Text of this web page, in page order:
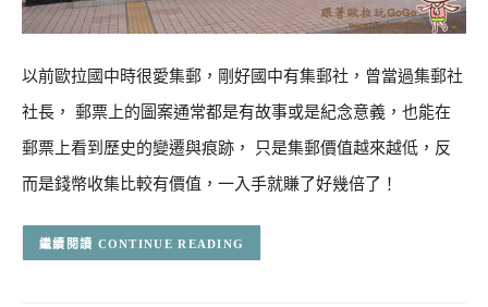
以前歐拉國中時很愛集郵，剛好國中有集郵社，曾當過集郵社
社長， 郵票上的圖案通常都是有故事或是紀念意義，也能在
郵票上看到歷史的變遷與痕跡， 只是集郵價值越來越低，反
而是錢幣收集比較有價值，一入手就賺了好幾倍了！
CONTINUE READING